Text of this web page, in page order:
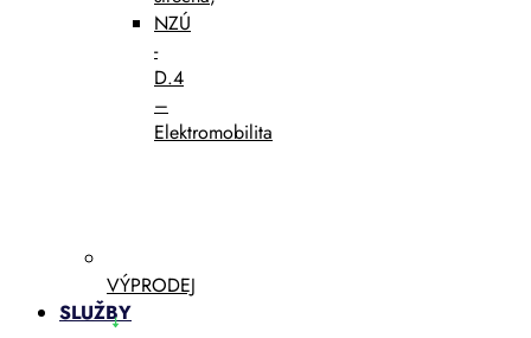
NZÚ
-
D.4
–
Elektromobilita
VÝPRODEJ
SLUŽBY